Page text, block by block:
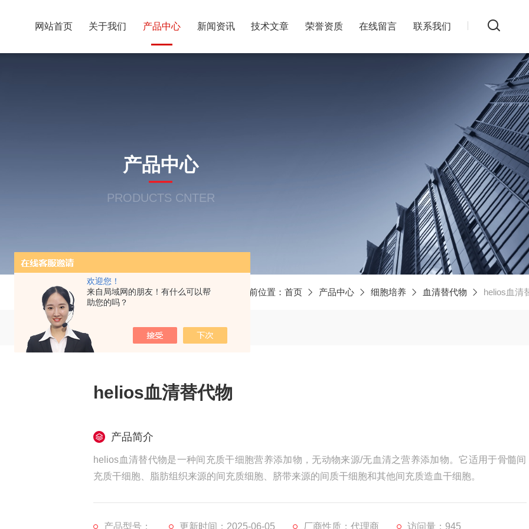
欢迎您！
来自局域网的朋友！有什么可以帮
助您的吗？
网站首页 关于我们 产品中心 新闻资讯 技术文章 荣誉资质 在线留言 联系我们
产品中心
PRODUCTS CNTER
当前位置： 首页 产品中心 细胞培养 血清替代物 helios血清
helios血清替代物
产品简介
helios血清替代物是一种间充质干细胞营养添加物，无动物来源/无血清之营养添加物。它适用于骨髓间
充质干细胞、脂肪组织来源的间充质细胞、脐带来源的间质干细胞和其他间充质造血干细胞。
产品型号： 更新时间：2025-06-05 厂商性质：代理商 访问量：945